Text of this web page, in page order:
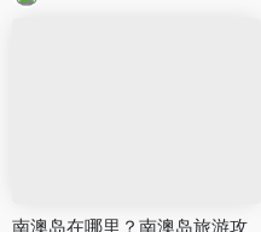
南澳岛在哪里？南澳岛旅游攻